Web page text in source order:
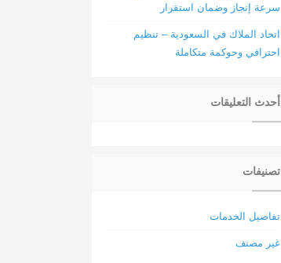
سرعة إنجاز وضمان استقرار
اتحاد الملاك في السعودية – تنظيم
احترافي وحوكمة متكاملة
أحدث التعليقات
تصنيفات
تفاصيل الخدمات
غير مصنف